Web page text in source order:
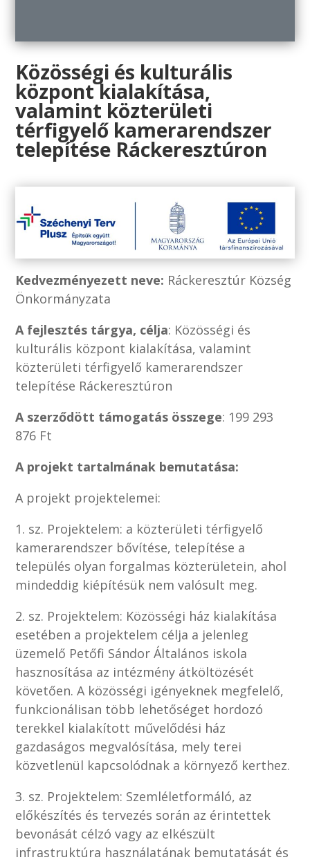
Közösségi és kulturális
központ kialakítása,
valamint közterületi
térfigyelő kamerarendszer
telepítése Ráckeresztúron
Kedvezményezett neve: Ráckeresztúr Község
Önkormányzata
A fejlesztés tárgya, célja: Közösségi és
kulturális központ kialakítása, valamint
közterületi térfigyelő kamerarendszer
telepítése Ráckeresztúron
A szerződött támogatás összege: 199 293
876 Ft
A projekt tartalmának bemutatása:
A projekt projektelemei:
1. sz. Projektelem: a közterületi térfigyelő
kamerarendszer bővítése, telepítése a
település olyan forgalmas közterületein, ahol
mindeddig kiépítésük nem valósult meg.
2. sz. Projektelem: Közösségi ház kialakítása
esetében a projektelem célja a jelenleg
üzemelő Petőfi Sándor Általános iskola
hasznosítása az intézmény átköltözését
követően. A közösségi igényeknek megfelelő,
funkcionálisan több lehetőséget hordozó
terekkel kialakított művelődési ház
gazdaságos megvalósítása, mely terei
közvetlenül kapcsolódnak a környező kerthez.
3. sz. Projektelem: Szemléletformáló, az
előkészítés és tervezés során az érintettek
bevonását célzó vagy az elkészült
infrastruktúra használatának bemutatását és